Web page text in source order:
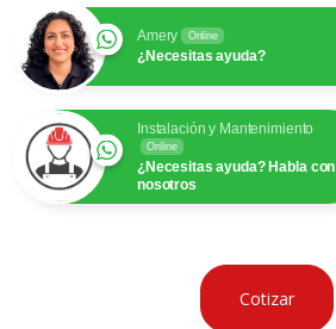
Amery Online
¿Necesitas ayuda?
Instalación y Mantenimiento
Online
¿Necesitas ayuda? Habla con
nosotros
Cotizar